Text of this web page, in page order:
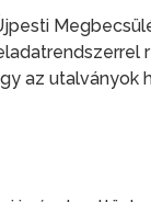
az